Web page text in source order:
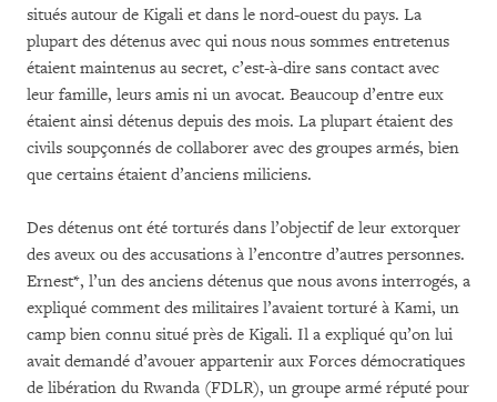
situés autour de Kigali et dans le nord-ouest du pays. La
plupart des détenus avec qui nous nous sommes entretenus
étaient maintenus au secret, c’est-à-dire sans contact avec
leur famille, leurs amis ni un avocat. Beaucoup d’entre eux
étaient ainsi détenus depuis des mois. La plupart étaient des
civils soupçonnés de collaborer avec des groupes armés, bien
que certains étaient d’anciens miliciens.
Des détenus ont été torturés dans l’objectif de leur extorquer
des aveux ou des accusations à l’encontre d’autres personnes.
Ernest*, l’un des anciens détenus que nous avons interrogés, a
expliqué comment des militaires l’avaient torturé à Kami, un
camp bien connu situé près de Kigali. Il a expliqué qu’on lui
avait demandé d’avouer appartenir aux Forces démocratiques
de libération du Rwanda (FDLR), un groupe armé réputé pour